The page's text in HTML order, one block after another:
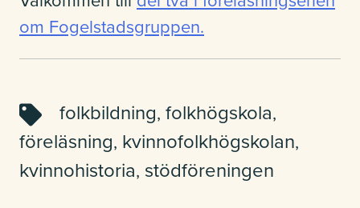
Övriga kurser
Studerande
om Fogelstadsgruppen.
folkbildning, folkhögskola,
föreläsning, kvinnofolkhögskolan,
kvinnohistoria, stödföreningen